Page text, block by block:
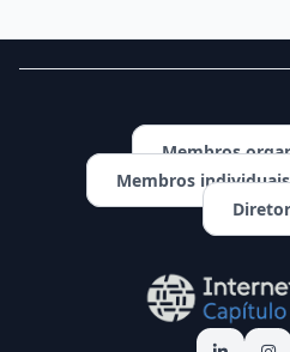
Membros
Membros individuais